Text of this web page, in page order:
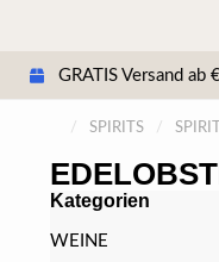
GRATIS Versand
/ SPIRITS /
Kategorien
WEINE